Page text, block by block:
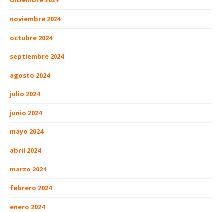
noviembre 2024
octubre 2024
septiembre 2024
agosto 2024
julio 2024
junio 2024
mayo 2024
abril 2024
marzo 2024
febrero 2024
enero 2024